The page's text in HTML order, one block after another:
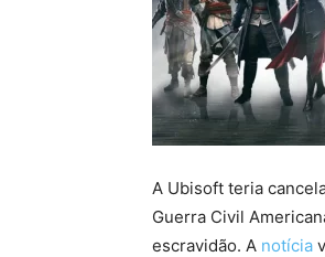
A Ubisoft teria
Guerra Civil
escravidão. A notícia